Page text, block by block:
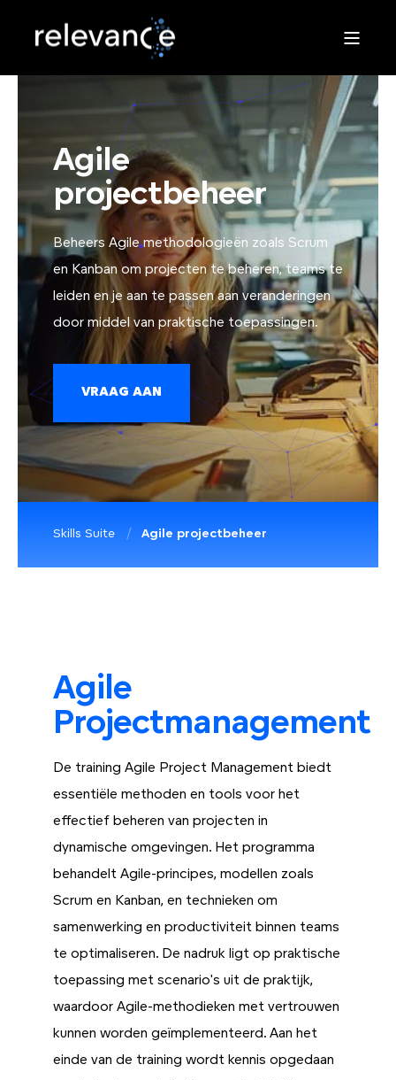
Agile
projectbeheer
Beheers Agile methodologieën zoals Scrum
en Kanban om projecten te beheren, teams te
leiden en je aan te passen aan veranderingen
door middel van praktische toepassingen.
VRAAG AAN
Skills Suite Agile projectbeheer
Agile
Projectmanagement
De training Agile Project Management biedt
essentiële methoden en tools voor het
effectief beheren van projecten in
dynamische omgevingen. Het programma
behandelt Agile-principes, modellen zoals
Scrum en Kanban, en technieken om
samenwerking en productiviteit binnen teams
te optimaliseren. De nadruk ligt op praktische
toepassing met scenario's uit de praktijk,
waardoor Agile-methodieken met vertrouwen
kunnen worden geïmplementeerd. Aan het
einde van de training wordt kennis opgedaan